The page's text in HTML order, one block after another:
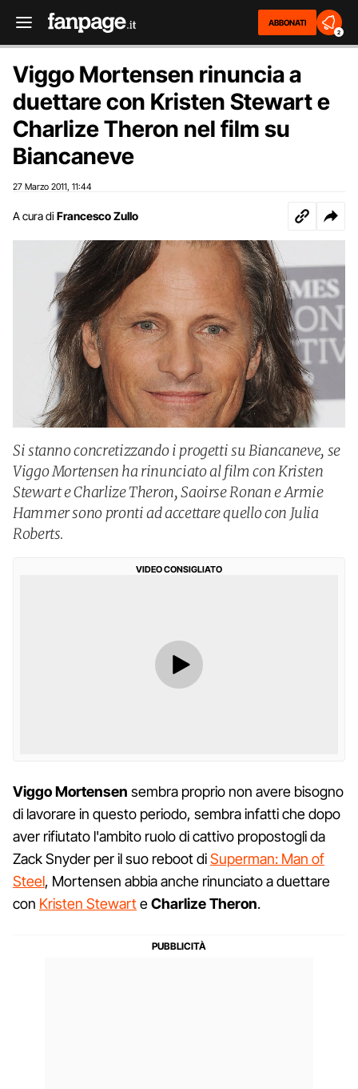
ABBONATI
2
Viggo Mortensen rinuncia a
duettare con Kristen Stewart e
Charlize Theron nel film su
Biancaneve
27 Marzo 2011 11:44
A cura di Francesco Zullo
Si stanno concretizzando i progetti su Biancaneve, se
Viggo Mortensen ha rinunciato al film con Kristen
Stewart e Charlize Theron, Saoirse Ronan e Armie
Hammer sono pronti ad accettare quello con Julia
Roberts.
VIDEO CONSIGLIATO
Viggo Mortensen sembra proprio non avere bisogno
di lavorare in questo periodo, sembra infatti che dopo
aver rifiutato l'ambito ruolo di cattivo propostogli da
Zack Snyder per il suo reboot diSuperman: Man of
Steel, Mortensen abbia anche rinunciato a duettare
con Kristen StewarteCharlize Theron.